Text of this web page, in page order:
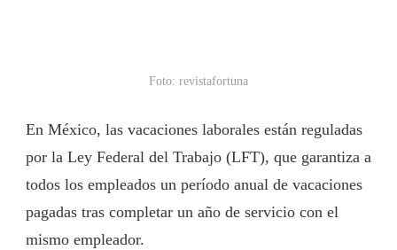
Foto: revistafortuna
En México, las vacaciones laborales están reguladas
por la Ley Federal del Trabajo (LFT), que garantiza a
todos los empleados un período anual de vacaciones
pagadas tras completar un año de servicio con el
mismo empleador.